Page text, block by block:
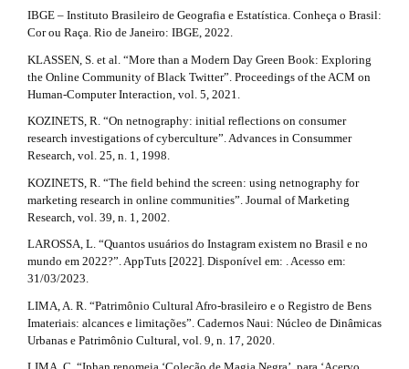
IBGE – Instituto Brasileiro de Geografia e Estatística. Conheça o Brasil:
Cor ou Raça. Rio de Janeiro: IBGE, 2022.
KLASSEN, S. et al. “More than a Modern Day Green Book: Exploring
the Online Community of Black Twitter”. Proceedings of the ACM on
Human-Computer Interaction, vol. 5, 2021.
KOZINETS, R. “On netnography: initial reflections on consumer
research investigations of cyberculture”. Advances in Consummer
Research, vol. 25, n. 1, 1998.
KOZINETS, R. “The field behind the screen: using netnography for
marketing research in online communities”. Journal of Marketing
Research, vol. 39, n. 1, 2002.
LAROSSA, L. “Quantos usuários do Instagram existem no Brasil e no
mundo em 2022?”. AppTuts [2022]. Disponível em: . Acesso em:
31/03/2023.
LIMA, A. R. “Patrimônio Cultural Afro-brasileiro e o Registro de Bens
Imateriais: alcances e limitações”. Cadernos Naui: Núcleo de Dinâmicas
Urbanas e Patrimônio Cultural, vol. 9, n. 17, 2020.